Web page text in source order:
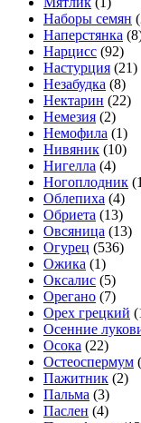
Наборы семян
Наперстянка
Нарцисс (92)
Настурция (21)
Незабудка (8)
Нектарин (22)
Немезия (2)
Немофила (1)
Нивяник (10)
Нигелла (4)
Ногоплодник
Облепиха (4)
Обриета (13)
Овсяница (13)
Огурец (536)
Ожика (1)
Оксалис (5)
Орегано (7)
Орех грецкий
Осенние
Осока (22)
Остеоспермум
Пажитник (2)
Пальма (3)
Паслен (4)